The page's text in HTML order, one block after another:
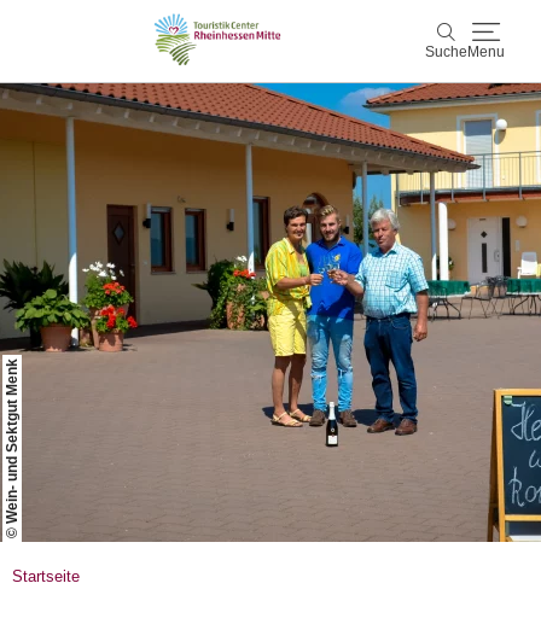
Suche Menu
Suche
Rheinhessen Mitte
Aktiv & Natur
Wein & Genuss
Kultur & Events
Service & Unterkünfte
Rheinhessen Blog
© Wein- und Sektgut Menk
Startseite